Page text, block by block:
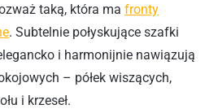
taką, która ma fronty
. Subtelnie połyskujące szafki
i harmonijnie nawiązują
– półek wiszących,
i krzeseł.